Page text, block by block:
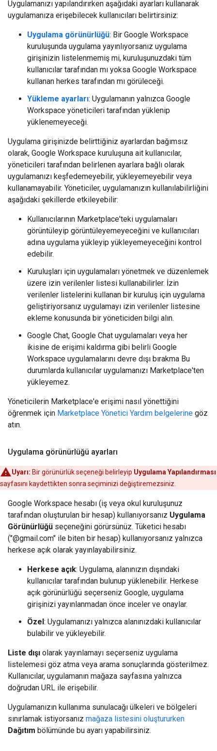
Uygulamanızı yapılandırırken aşağıdaki ayarları kullanarak
uygulamanıza erişebilecek kullanıcıları belirtirsiniz:
Uygulama görünürlüğü: Bir Google Workspace
kuruluşunda uygulama yayınlıyorsanız uygulama
girişinizin listelenmemiş mi, kuruluşunuzdaki tüm
kullanıcılar tarafından mı yoksa Google Workspace
kullanan herkes tarafından mı görüleceği.
Yükleme ayarları: Uygulamanın yalnızca Google
Workspace yöneticileri tarafından yüklenip
yüklenemeyeceği.
Uygulama girişinizde belirttiğiniz ayarlardan bağımsız
olarak, Google Workspace kuruluşuna ait kullanıcılar,
yöneticileri tarafından belirlenen ayarlara bağlı olarak
uygulamanızı keşfedemeyebilir, yükleyemeyebilir veya
kullanamayabilir. Yöneticiler, uygulamanızın kullanılabilirliğini
aşağıdaki şekillerde etkileyebilir:
Kullanıcılarının Marketplace'teki uygulamaları
görüntüleyip görüntüleyemeyeceğini ve kullanıcıları
adına uygulama yükleyip yükleyemeyeceğini kontrol
edebilir.
Kuruluşları için uygulamaları yönetmek ve düzenlemek
üzere izin verilenler listesi kullanabilirler. İzin
verilenler listelerini kullanan bir kuruluş için uygulama
geliştiriyorsanız uygulamayı izin verilenler listesine
ekleme konusunda bir yöneticiden bilgi alın.
Google Chat, Google Chat uygulamaları veya her
ikisine de erişimi kaldırma gibi belirli Google
Workspace uygulamalarını devre dışı bırakma Bu
durumlarda kullanıcılar uygulamanızı Marketplace'ten
yükleyemez.
Yöneticilerin Marketplace'e erişimi nasıl yönettiğini
öğrenmek için Marketplace Yönetici Yardım belgelerine göz
atın.
Uygulama görünürlüğü ayarları
Uyarı: Bir görünürlük seçeneği belirleyip Uygulama Yapılandırması
sayfasını kaydettikten sonra seçiminizi değiştiremezsiniz.
Google Workspace hesabı (iş veya okul kuruluşunuz
tarafından oluşturulan bir hesap) kullanıyorsanız Uygulama
Görünürlüğü seçeneğini görürsünüz. Tüketici hesabı
("@gmail.com" ile biten bir hesap) kullanıyorsanız yalnızca
herkese açık olarak yayınlayabilirsiniz.
Herkese açık: Uygulama, alanınızın dışındaki
kullanıcılar tarafından bulunup yüklenebilir. Herkese
açık görünürlüğü seçerseniz Google, uygulama
girişinizi yayınlanmadan önce inceler ve onaylar.
Özel: Uygulamanızı yalnızca alanınızdaki kullanıcılar
bulabilir ve yükleyebilir.
Liste dışı olarak yayınlamayı seçerseniz uygulama
listelemesi göz atma veya arama sonuçlarında gösterilmez.
Kullanıcılar, uygulamanın mağaza sayfasına yalnızca
doğrudan URL ile erişebilir.
Uygulamanızın kullanıma sunulacağı ülkeleri ve bölgeleri
sınırlamak istiyorsanız mağaza listesini oluştururken
Dağıtım bölümünde bu ayarı yapabilirsiniz.